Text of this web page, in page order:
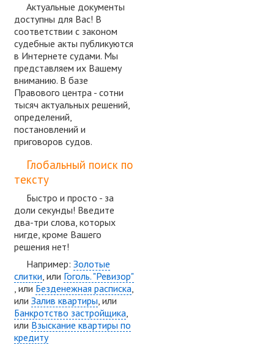
Актуальные документы
доступны для Вас! В
соответствии с законом
судебные акты публикуются
в Интернете судами. Мы
представляем их Вашему
вниманию. В базе
Правового центра - сотни
тысяч актуальных решений,
определений,
постановлений и
приговоров судов.
Глобальный поиск по
тексту
Быстро и просто - за
доли секунды! Введите
два-три слова, которых
нигде, кроме Вашего
решения нет!
Например: Золотые
слитки, или Гоголь. "Ревизор"
, или Безденежная расписка,
или Залив квартиры, или
Банкротство застройщика,
или Взыскание квартиры по
кредиту